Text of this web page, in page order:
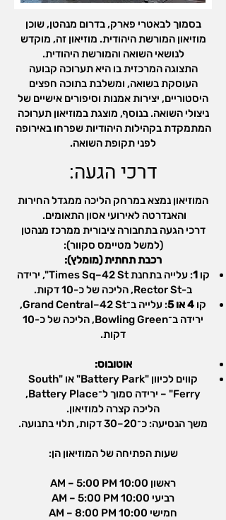
בסמוך לבאטרי פארק, בדרום מנהטן, שוכן
מוזיאון המורשת היהודית. מוזיאון זה, מוקדש
לנושאי השואה והמורשת היהודית.
התצוגה המרכזית בו היא תערוכה קבועה
העוסקת בשואה, ומשלבת בתוכה חפצים
היסטוריים, יצירות אמנות וסיפורים אישיים של
ניצולי השואה. בנוסף, מוצגת במוזיאון תערוכה
המתמקדת בקהילות היהודיות שפרחו באירופה
לפני תקופת השואה.
דרכי הגעה:
המוזיאון נמצא במרחק הליכה ממגדל החירות
והאנדרטה לאירועי אסון התאומים.
דרכי הגעה בתחבורה ציבורית ממרכז מנהטן
(למשל מטיימס סקוור):
רכבת תחתית (מומלץ):
קו1
: עלייה בתחנת Times Sq–42 St", ירידה
ב-Rector St, הליכה של כ-10 דקות.
קו 4 או 5
: עלייה ב־Grand Central–42 St,
ירידה ב־Bowling Green, הליכה של כ-10
דקות.
אוטובוס:
קווים לכיוון "Battery Park" או "South
Ferry" – ירידה סמוך ל־Battery Place,
הליכה קצרה למוזיאון.
משך הנסיעה: כ־20–30 דקות, תלוי בתנועה.
שעות הפתיחה של המוזיאון הן:
ראשון 10:00 AM – 5:00 PM
רביעי 10:00 AM – 5:00 PM
חמישי 10:00 AM – 8:00 PM